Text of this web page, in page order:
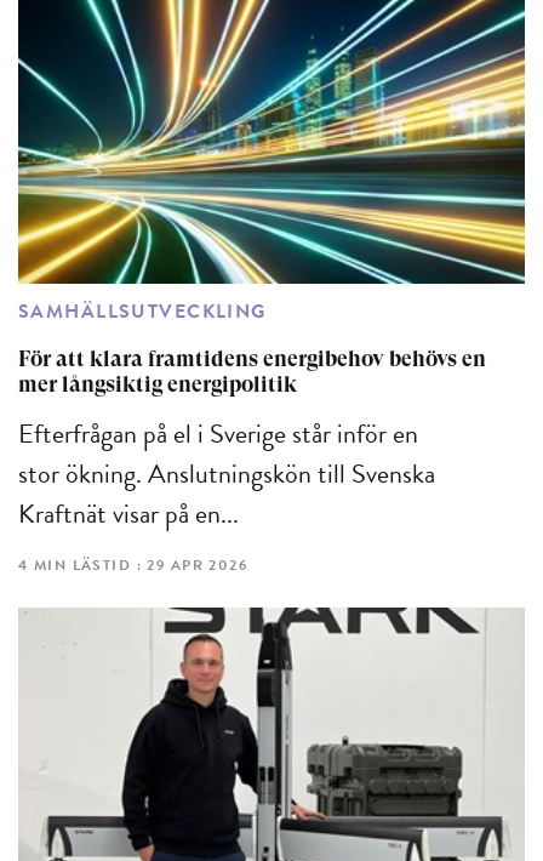
SAMHÄLLSUTVECKLING
För att klara framtidens energibehov behövs en
mer långsiktig energipolitik
Efterfrågan på el i Sverige står inför en
stor ökning. Anslutningskön till Svenska
Kraftnät visar på en...
4 MIN LÄSTID : 29 APR 2026